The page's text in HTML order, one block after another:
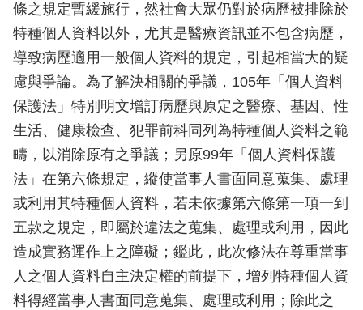
條之規定暫緩施行，然社會大眾仍對於病歷被排除於
特種個人資料以外，尤其是醫療資訊並不包含病歷，
導致病歷適用一般個人資料的規定，引起相當大的疑
慮與爭論。為了解決相關的爭議，105年「個人資料
保護法」特別明文增訂病歷與原定之醫療、基因、性
生活、健康檢查、犯罪前科同列為特種個人資料之範
疇，以消除原有之爭議；另原99年「個人資料保護
法」在第六條規定，縱使當事人書面同意蒐集、處理
或利用其特種個人資料，若未依據第六條第一項一到
五款之規定，即屬於違法之蒐集、處理或利用，因此
造成實務運作上之障礙；鑑此，此次修法在尊重當事
人之個人資料自主決定權的前提下，增列特種個人資
料得經當事人書面同意蒐集、處理或利用；除此之